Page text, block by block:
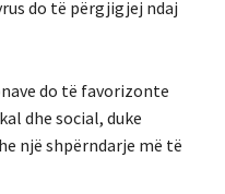
do të përgjigjej ndaj
do të favorizonte
dhe social, duke
një shpërndarje më të